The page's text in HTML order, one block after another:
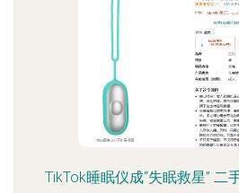
TikTok睡眠仪成“失眠救星” 二